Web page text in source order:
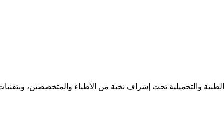
والتجميلية تحت إشراف نخبة من الأطباء والمتخصصين،